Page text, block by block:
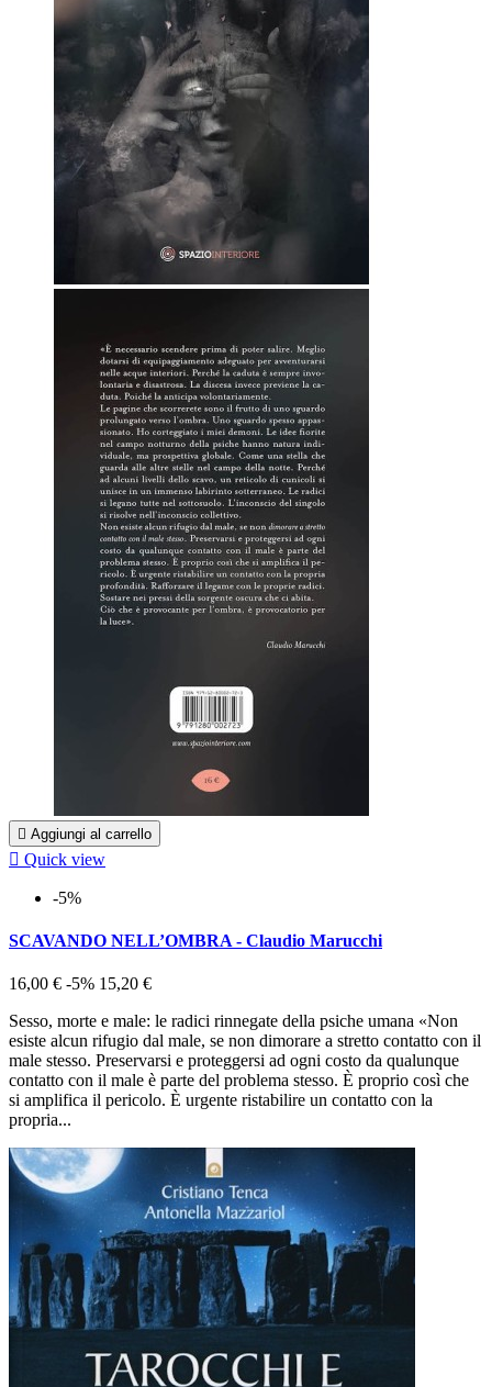
 Aggiungi al carrello
 Quick view
-5%
SCAVANDO NELL’OMBRA - Claudio Marucchi
16,00 € -5% 15,20 €
Sesso, morte e male: le radici rinnegate della psiche umana «Non
esiste alcun rifugio dal male, se non dimorare a stretto contatto con il
male stesso. Preservarsi e proteggersi ad ogni costo da qualunque
contatto con il male è parte del problema stesso. È proprio così che
si amplifica il pericolo. È urgente ristabilire un contatto con la
propria...